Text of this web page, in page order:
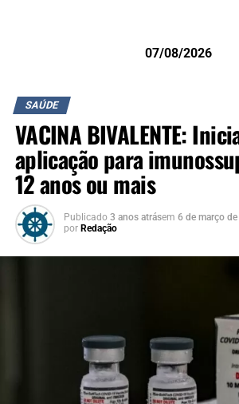
07/08/2026
SAÚDE
VACINA BIVALENTE:
aplicação para
12 anos ou mais
Publicado 3 anos atrásem 6 de março
por Redação